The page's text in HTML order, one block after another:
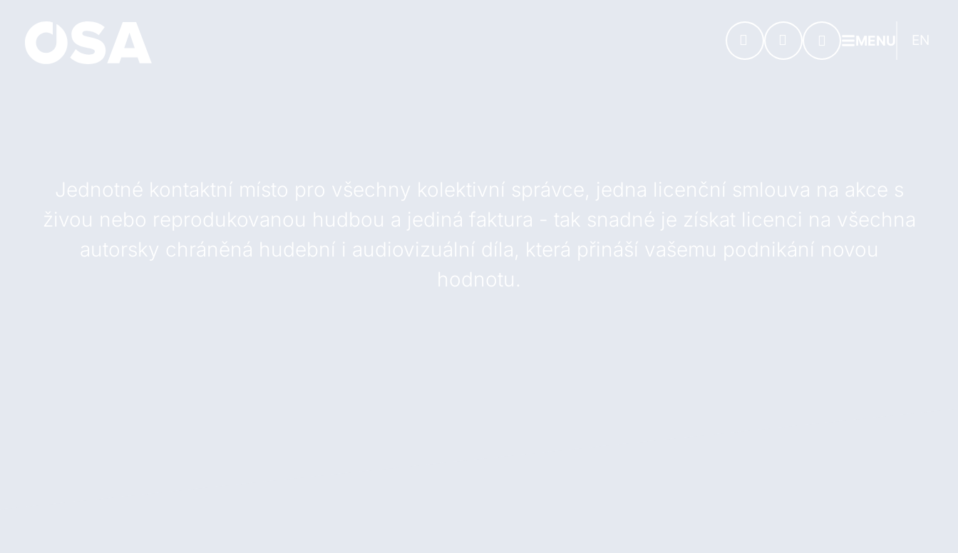
MENU EN
Jednotné kontaktní místo pro všechny kolektivní správce, jedna licenční smlouva na akce s
živou nebo reprodukovanou hudbou a jediná faktura - tak snadné je získat licenci na všechna
autorsky chráněná hudební i audiovizuální díla, která přináší vašemu podnikání novou
hodnotu.